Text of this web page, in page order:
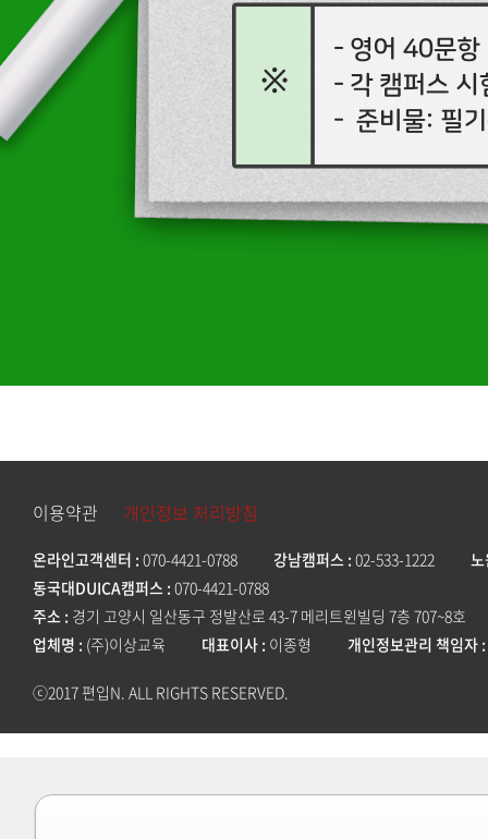
이용약관 개인정보 처리방침
온라인고객센터 070-4421-0788 강남캠퍼스 02-533-1222
동국대DUICA캠퍼스 070-4421-0788
주소 경기 고양시 일산동구 정발산로 43-7 메리트윈빌딩 7층 707~8호
업체명 (주)이상교육 대표이사 이종형 개인정보관리 책임자
ⓒ2017 편입N. ALL RIGHTS RESERVED.